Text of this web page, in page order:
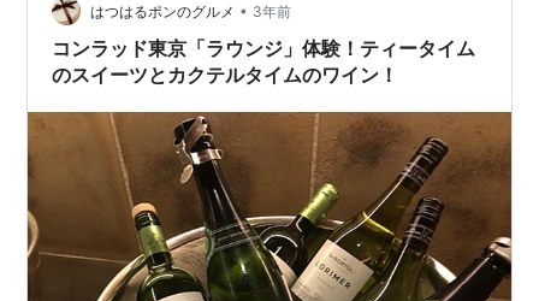
ラベンダーアールグレイチョコレートムースで美味しか
った。巨峰とチーズが載ったタルトも美味。 紅茶もいろ
んな種類がおかわり自由で楽し…
はつはるポンのグルメ • 3年前
コンラッド東京「ラウンジ」体験！ティータイム
のスイーツとカクテルタイムのワイン！